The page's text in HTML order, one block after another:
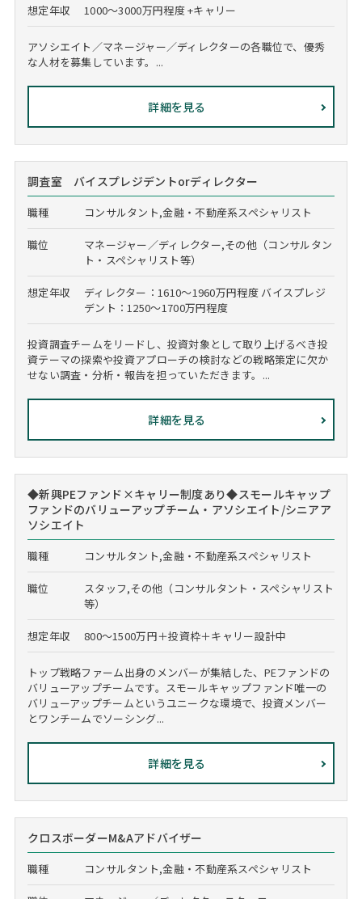
想定年収 1000～3000万円程度 +キャリー
アソシエイト／マネージャー／ディレクターの各職位で、優秀
な人材を募集しています。...
詳細を見る
調査室 バイスプレジデントorディレクター
職種 コンサルタント,金融・不動産系スペシャリスト
職位
マネージャー／ディレクター,その他（コンサルタン
ト・スペシャリスト等）
想定年収
ディレクター：1610～1960万円程度 バイスプレジ
デント：1250～1700万円程度
投資調査チームをリードし、投資対象として取り上げるべき投
資テーマの探索や投資アプローチの検討などの戦略策定に欠か
せない調査・分析・報告を担っていただきます。...
詳細を見る
◆新興PEファンド×キャリー制度あり◆スモールキャップ
ファンドのバリューアップチーム・アソシエイト/シニアア
ソシエイト
職種 コンサルタント,金融・不動産系スペシャリスト
職位
スタッフ,その他（コンサルタント・スペシャリスト
等）
想定年収 800～1500万円＋投資枠＋キャリー設計中
トップ戦略ファーム出身のメンバーが集結した、PEファンドの
バリューアップチームです。スモールキャップファンド唯一の
バリューアップチームというユニークな環境で、投資メンバー
とワンチームでソーシング...
詳細を見る
クロスボーダーM&Aアドバイザー
職種 コンサルタント,金融・不動産系スペシャリスト